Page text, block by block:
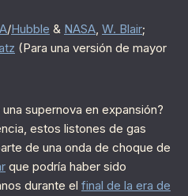
/Hubble & NASA, W. Blair;
(Para una versión de mayor
supernova en expansión?
estos listones de gas
de una onda de choque de
que podría haber sido
durante el final de la era de